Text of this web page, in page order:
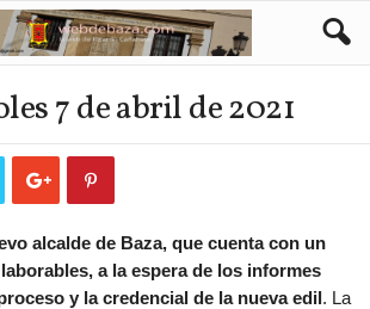
7 de abril de 2021
alcalde de Baza, que cuenta con un
a la espera de los informes
y la credencial de la nueva edil. La